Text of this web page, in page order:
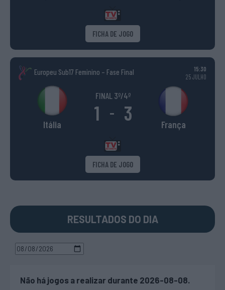
FICHA DE JOGO
Europeu Sub17 Feminino – Fase Final
15:30
25 JULHO
Itália
FINAL 3º/4º
1 - 3 França
FICHA DE JOGO
RESULTADOS DO DIA
Não há jogos a realizar durante 2026-08-08.